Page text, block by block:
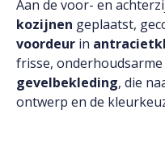
Aan de voor- en
kozijnen geplaatst,
voordeur in
frisse,
gevelbekleding, die
ontwerp en de